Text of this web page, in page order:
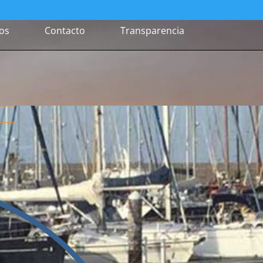
Contacto Transparencia